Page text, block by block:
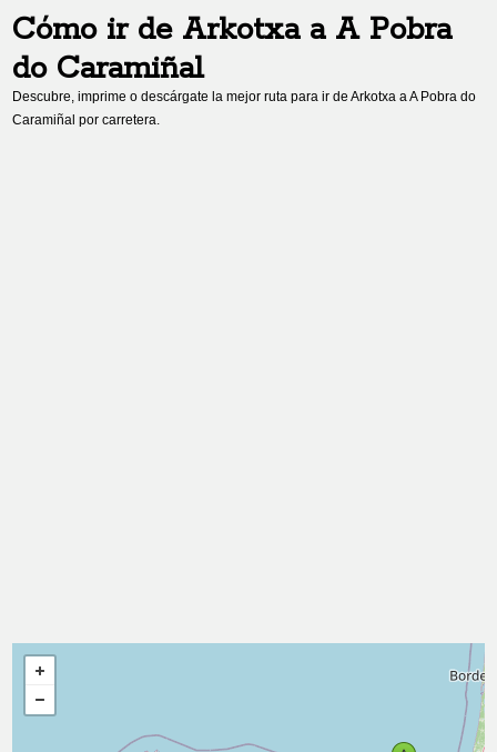
Cómo ir de Arkotxaa A Pobra
do Caramiñal
Descubre, imprime o descárgate la mejor ruta para ir deArkotxa aA Pobra do
Caramiñal por carretera.